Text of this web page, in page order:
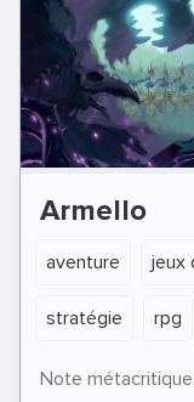
Armello
aventure jeux
stratégie rpg
Note métacritique